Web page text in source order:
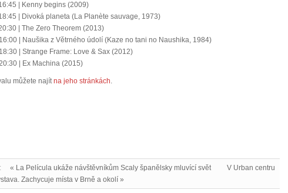
| Kenny begins (2009)
| Divoká planeta (La Planète sauvage, 1973)
| The Zero Theorem (2013)
| Naušika z Větrného údolí (Kaze no tani no Naushika, 1984)
| Strange Frame: Love & Sax (2012)
| Ex Machina (2015)
můžete najítna jeho stránkách.
« La Película ukáže návštěvníkům Scaly španělsky mluvící svět
V Urban centru
Zachycuje místa v Brně a okolí »